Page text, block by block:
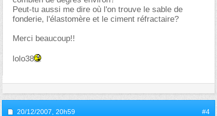
Peut-tu aussi me dire où l'on trouve le sable de
fonderie, l'élastomère et le ciment réfractaire?
Merci beaucoup!!
lolo38
20/12/2007, 20h59 #4